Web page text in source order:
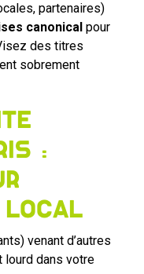
partenaires)
canonical pour
des titres
sobrement
:
local
venant d’autres
dans votre